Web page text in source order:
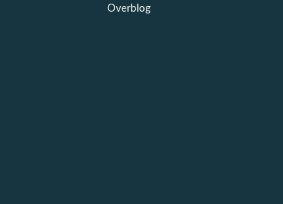
Overblog